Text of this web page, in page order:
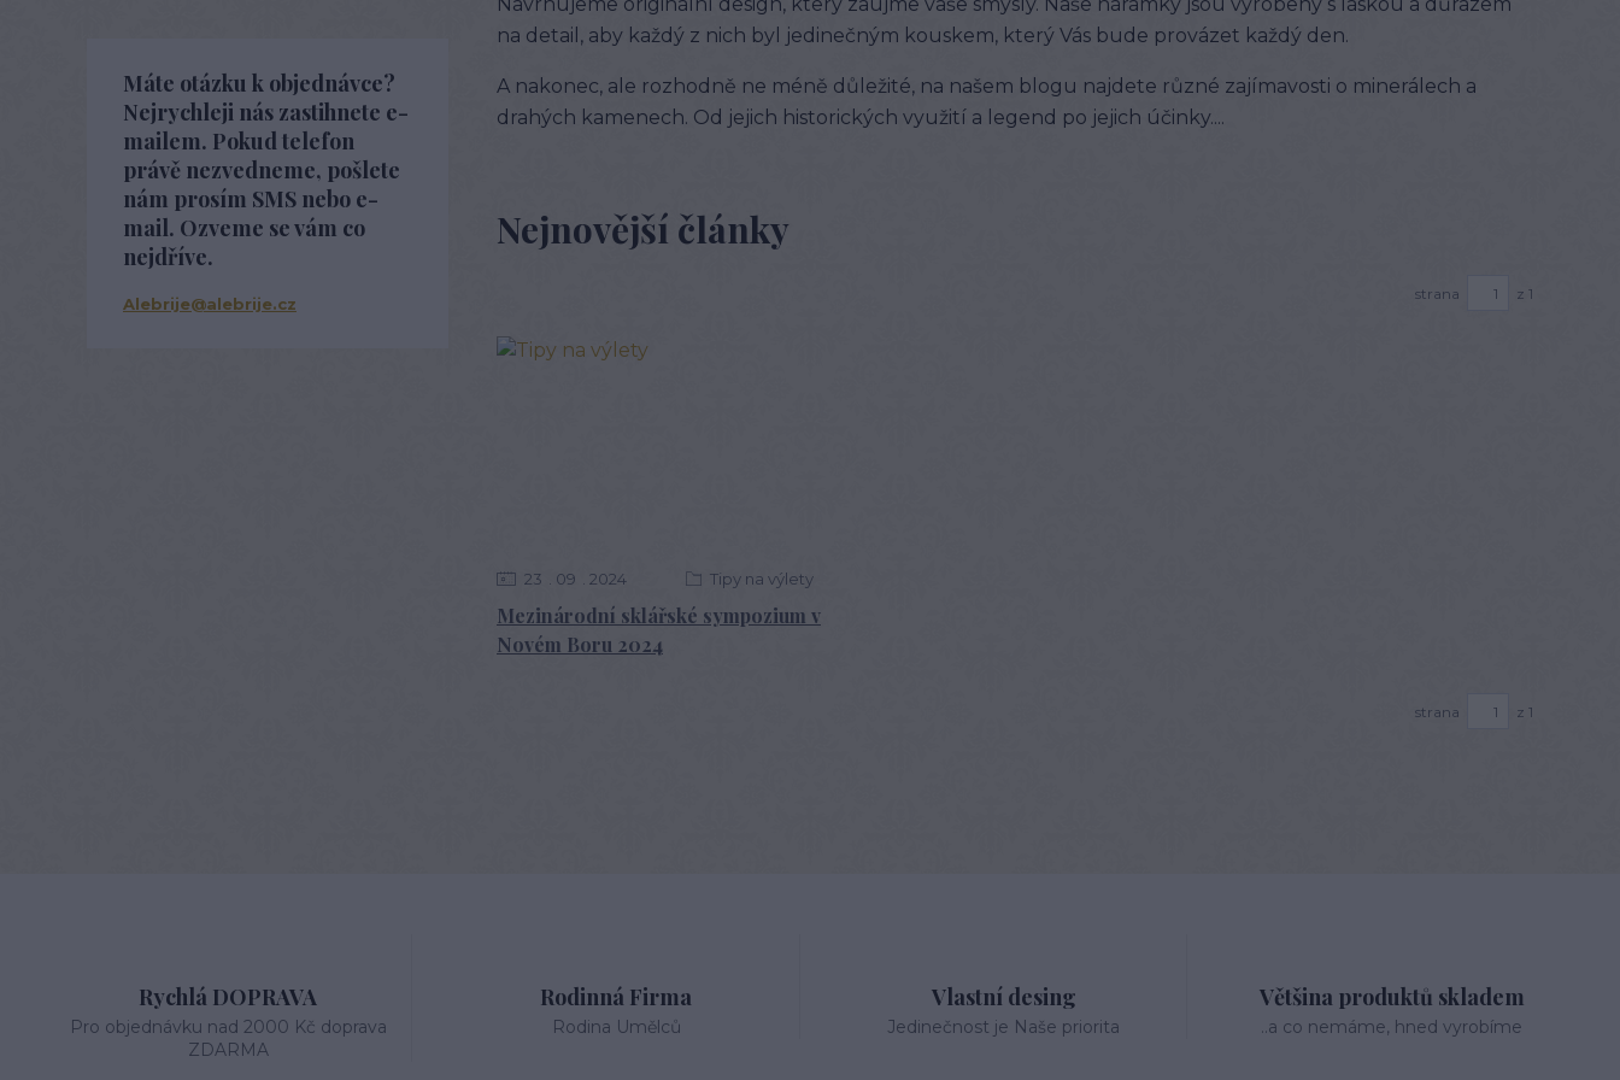
Dámské trenky
Pánské trenky
Dětské trenky
Máte otázku k objednávce?
Nejrychleji nás zastihnete e-
mailem. Pokud telefon
právě nezvedneme, pošlete
nám prosím SMS nebo e-
mail. Ozveme se vám co
nejdříve.
Alebrije@alebrije.cz
na detail, aby každý z nich byl jedinečným kouskem, který Vás bude provázet každý den.
A nakonec, ale rozhodně ne méně důležité, na našem blogu najdete různé zajímavosti o minerálech a
drahých kamenech. Od jejich historických využití a legend po jejich účinky....
Nejnovější články
strana z 1
Mezinárodní sklářské sympozium v
Novém Boru 2024
23 09 2024 Tipy na výlety
strana z 1
Rychlá DOPRAVA
Pro objednávku nad 2000 Kč doprava
ZDARMA
Rodinná Firma
Rodina Umělců
Vlastní desing
Jedinečnost je Naše priorita
Většina produktů skladem
..a co nemáme, hned vyrobíme